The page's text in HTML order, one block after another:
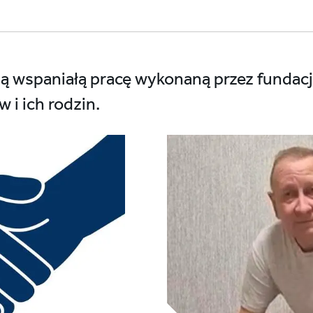
wspaniałą pracę wykonaną przez
i ich rodzin.